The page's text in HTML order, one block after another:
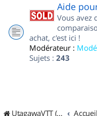
Aide
Vous avez
achat, c'est ici !
Modérateur :
Sujets : 243
UtagawaVTT (Randos VTT et VTTAE avec traces GPS)